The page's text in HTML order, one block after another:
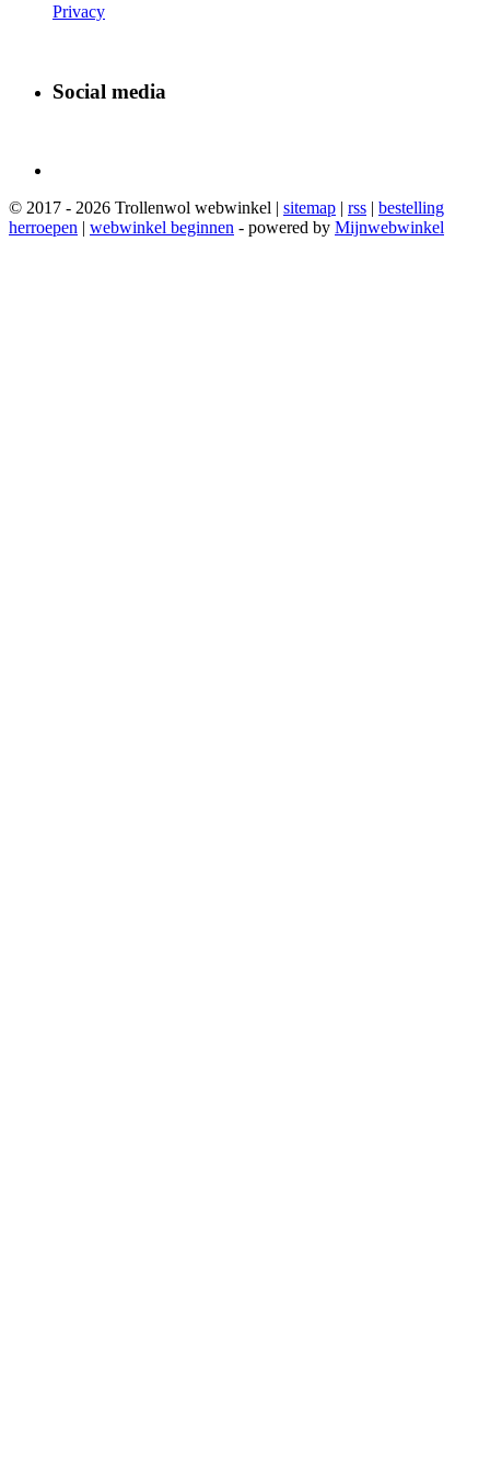
Privacy
Social media
© 2017 - 2026 Trollenwol webwinkel | sitemap | rss | bestelling
herroepen | webwinkel beginnen - powered by Mijnwebwinkel